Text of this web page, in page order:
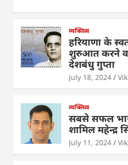
at
s
A
p
p
c
e
b
o
o
k
er e
dI
n
l
व्यक्तित्व
हरियाणा के
शुरुआत करने
देशबंधु गुप्ता
July 18, 2024
व्यक्तित्व
सबसे सफल
शामिल महेन्द्र
July 11, 2024